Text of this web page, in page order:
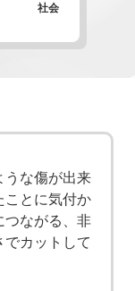
社会
うな傷が出来
ことに気付か
つながる、非
カットして